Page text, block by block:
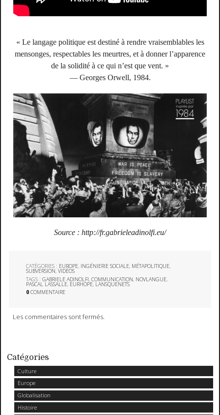
Catégories
Culture
Europe
Globalisation
Histoire
« Le langage politique est destiné à rendre vraisemblables les
mensonges, respectables les meurtres, et à donner l’apparence
de la solidité à ce qui n’est que vent. »
— Georges Orwell, 1984.
Source : http://fr.gabrieleadinolfi.eu/
CATÉGORIES : EUROPE, INGÉNIERIE SOCIALE, MÉTAPOLITIQUE,
SUBVERSION,VIDÉOS
TAGS :GABRIELE ADINOLFI,COMMUNICATION, NOVLANGUE,
PASCAL LASSALLE, EURHOPE, LANSQUENETS
0 COMMENTAIRE
Les commentaires sont fermés.